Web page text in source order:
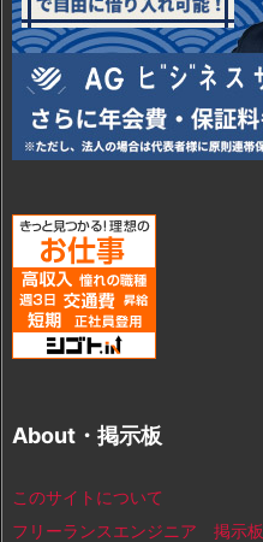
About・掲示板
このサイトについて
フリーランスエンジニア 掲示板